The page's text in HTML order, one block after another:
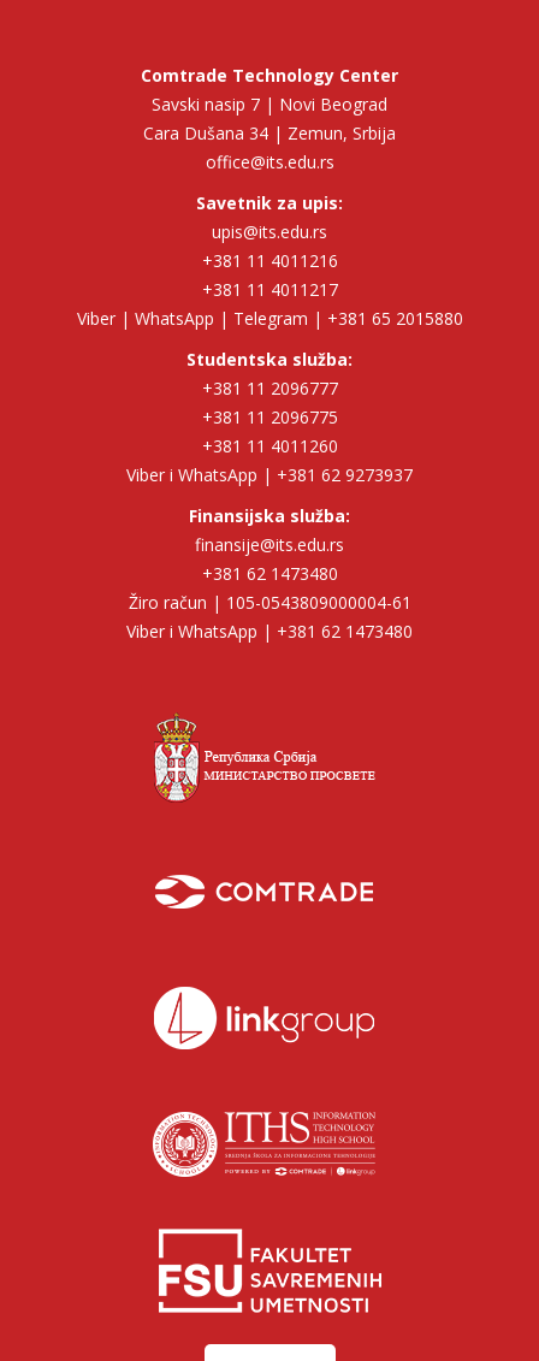
Comtrade Technology Center
Savski nasip 7 | Novi Beograd
Cara Dušana 34 | Zemun, Srbija
office@its.edu.rs
Savetnik za upis:
upis@its.edu.rs
+381 11 4011216
+381 11 4011217
Viber | WhatsApp | Telegram | +381 65 2015880
Studentska služba:
+381 11 2096777
+381 11 2096775
+381 11 4011260
Viber i WhatsApp | +381 62 9273937
Finansijska služba:
finansije@its.edu.rs
+381 62 1473480
Žiro račun | 105-0543809000004-61
Viber i WhatsApp | +381 62 1473480